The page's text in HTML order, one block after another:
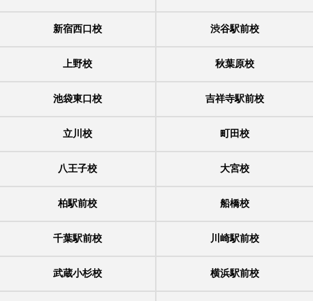
新宿西口校 渋谷駅前校
上野校 秋葉原校
池袋東口校 吉祥寺駅前校
立川校 町田校
八王子校 大宮校
柏駅前校 船橋校
千葉駅前校 川崎駅前校
武蔵小杉校 横浜駅前校